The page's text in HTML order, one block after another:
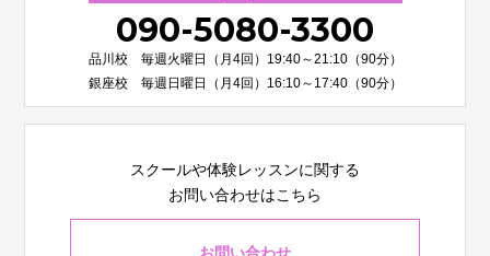
090-5080-3300
品川校 毎週火曜日（月4回）19:40～21:10（90分）
銀座校 毎週日曜日（月4回）16:10～17:40（90分）
スクールや体験レッスンに関する
お問い合わせはこちら
お問い合わせ